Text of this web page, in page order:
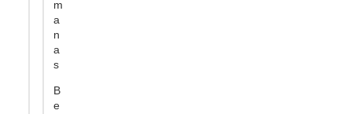
m
a
n
a
s
B
e